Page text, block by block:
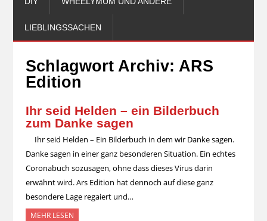
LIEBLINGSSACHEN
Schlagwort Archiv: ARS
Edition
Ihr seid Helden – ein Bilderbuch
zum Danke sagen
Ihr seid Helden – Ein Bilderbuch in dem wir Danke sagen.
Danke sagen in einer ganz besonderen Situation. Ein echtes
Coronabuch sozusagen, ohne dass dieses Virus darin
erwähnt wird. Ars Edition hat dennoch auf diese ganz
besondere Lage regaiert und…
MEHR LESEN